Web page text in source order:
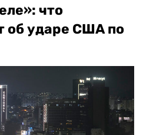
что
об ударе США по